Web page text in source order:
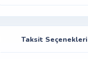
Taksit Seçenekleri